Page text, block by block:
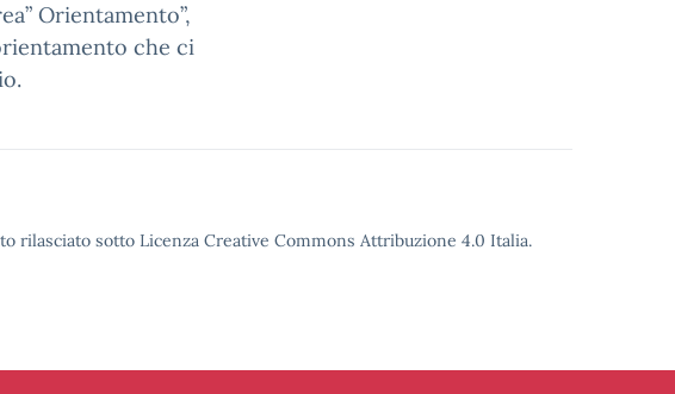
Orientamento”,
che ci
rilasciato sotto Licenza Creative Commons Attribuzione 4.0 Italia.